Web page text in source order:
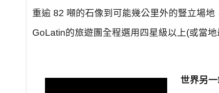
重逾 82 噸的石像到可能幾公里外的豎立場
GoLatin的旅遊團全程選用四星級以上(或當
世界另